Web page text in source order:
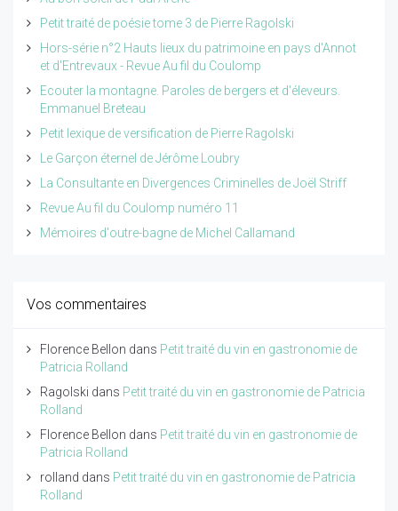
Petit traité de poésie tome 3 de Pierre Ragolski
Hors-série n°2 Hauts lieux du patrimoine en pays d'Annot
et d'Entrevaux - Revue Au fil du Coulomp
Ecouter la montagne. Paroles de bergers et d'éleveurs.
Emmanuel Breteau
Petit lexique de versification de Pierre Ragolski
Le Garçon éternel de Jérôme Loubry
La Consultante en Divergences Criminelles de Joël Striff
Revue Au fil du Coulomp numéro 11
Mémoires d'outre-bagne de Michel Callamand
Vos commentaires
Florence Bellon dans Petit traité du vin en gastronomie de
Patricia Rolland
Ragolski dans Petit traité du vin en gastronomie de Patricia
Rolland
Florence Bellon dans Petit traité du vin en gastronomie de
Patricia Rolland
rolland dans Petit traité du vin en gastronomie de Patricia
Rolland